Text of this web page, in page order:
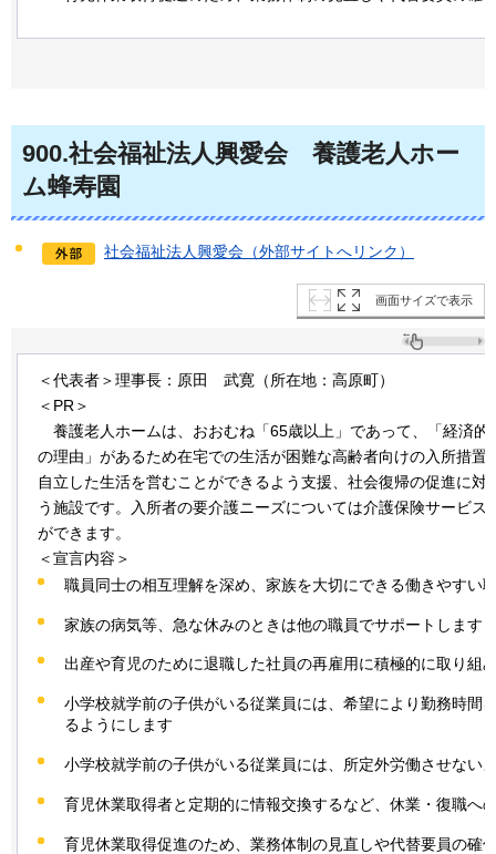
900.社会福祉法人興愛会 養護老人ホー
ム蜂寿園
社会福祉法人興愛会（外部サイトへリンク）
画面サイズで表示
＜代表者＞理事長：原田 武寛（所在地：高原町）
＜PR＞
養護老人ホームは、おおむね「65歳以上」であって、「経済的
の理由」があるため在宅での生活が困難な高齢者向けの入所措置
自立した生活を営むことができるよう支援、社会復帰の促進に対
う施設です。入所者の要介護ニーズについては介護保険サービス
ができます。
＜宣言内容＞
職員同士の相互理解を深め、家族を大切にできる働きやすい
家族の病気等、急な休みのときは他の職員でサポートします
出産や育児のために退職した社員の再雇用に積極的に取り組
小学校就学前の子供がいる従業員には、希望により勤務時間
るようにします
小学校就学前の子供がいる従業員には、所定外労働させない
育児休業取得者と定期的に情報交換するなど、休業・復職へ
育児休業取得促進のため、業務体制の見直しや代替要員の確